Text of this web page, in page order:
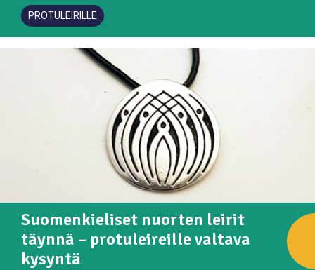
PROTULEIRILLE
Suomenkieliset nuorten leirit
täynnä – protuleireille valtava
kysyntä